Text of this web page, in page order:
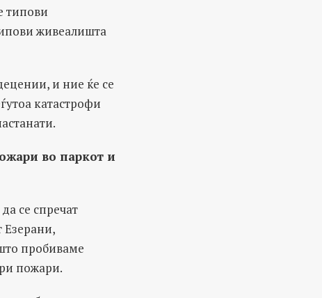
типови
живеалишта
и ние ќе се
катастрофи
во паркот и
се спречат
Езерани,
пробиваме
пожари.